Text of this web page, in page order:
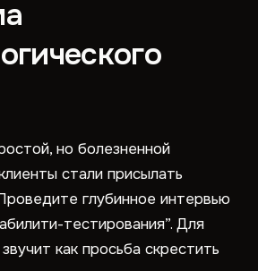
но болезненной
стали присылать
глубинное интервью
тестирования”. Для
как просьба скрестить